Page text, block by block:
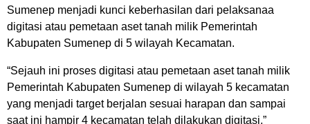
Sumenep menjadi kunci keberhasilan dari pelaksanaa
digitasi atau pemetaan aset tanah milik Pemerintah
Kabupaten Sumenep di 5 wilayah Kecamatan.
“Sejauh ini proses digitasi atau pemetaan aset tanah milik
Pemerintah Kabupaten Sumenep di wilayah 5 kecamatan
yang menjadi target berjalan sesuai harapan dan sampai
saat ini hampir 4 kecamatan telah dilakukan digitasi,”